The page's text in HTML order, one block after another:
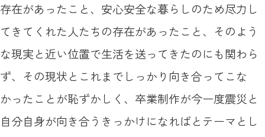
存在があったこと、安心安全な暮らしのため尽力し
てきてくれた人たちの存在があったこと、そのよう
な現実と近い位置で生活を送ってきたのにも関わら
ず、その現状とこれまでしっかり向き合ってこな
かったことが恥ずかしく、卒業制作が今一度震災と
自分自身が向き合うきっかけになればとテーマとし